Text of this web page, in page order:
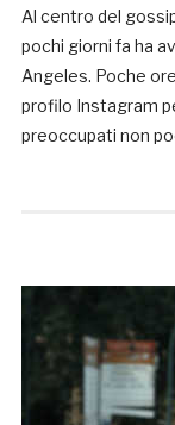
Al centro del
pochi giorni fa ha
Angeles. Poche
profilo Instagram
preoccupati non